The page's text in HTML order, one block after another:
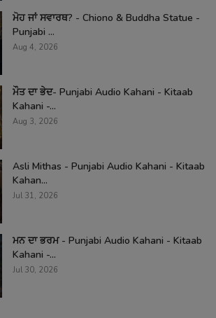
ਮੋਹ ਜਾਂ ਸਵਾਰਥ? - Chiono & Buddha Statue -
Punjabi ...
Aug 4, 2026
ਮੌਤ ਦਾ ਭੇਦ- Punjabi Audio Kahani - Kitaab
Kahani -...
Aug 3, 2026
Asli Mithas - Punjabi Audio Kahani - Kitaab
Kahan...
Jul 31, 2026
ਮਨ ਦਾ ਭਰਮ - Punjabi Audio Kahani - Kitaab
Kahani -...
Jul 30, 2026